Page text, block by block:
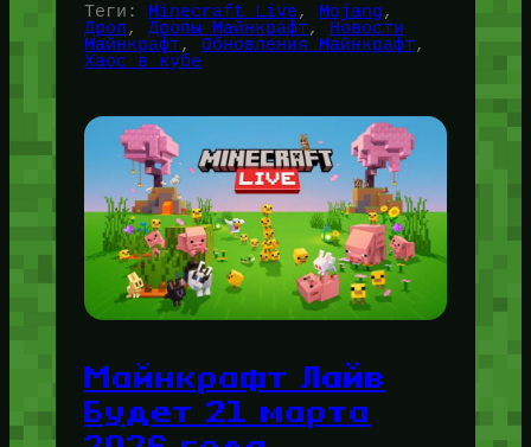
Теги: Minecraft Live, Mojang
Дроп, Дропы Майнкрафт,
Новости
Майнкрафт, Обновления Майнкрафт
Хаос в кубе
Майнкрафт Лайв
Будет 21 марта